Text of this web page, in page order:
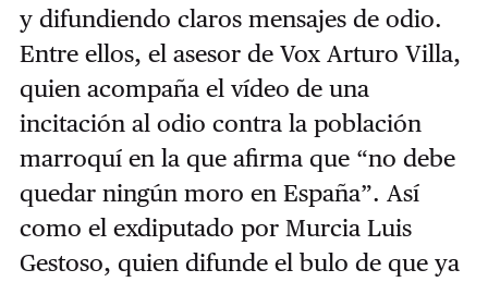
y difundiendo claros mensajes de odio.
Entre ellos, el asesor de Vox Arturo Villa,
quien acompaña el vídeo de una
incitación al odio contra la población
marroquí en la que afirma que “no debe
quedar ningún moro en España”. Así
como el exdiputado por Murcia Luis
Gestoso, quien difunde el bulo de que ya